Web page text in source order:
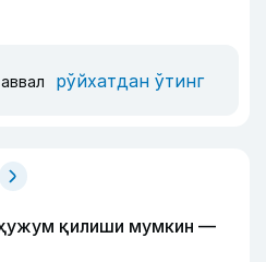
рўйхатдан ўтинг
қилиши мумкин —